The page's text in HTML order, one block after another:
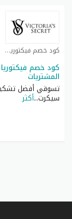
كود خصم فيكتوريا سيكرت كوبون
المشتريات
تسوقي أفضل
سيكرت...أكثر